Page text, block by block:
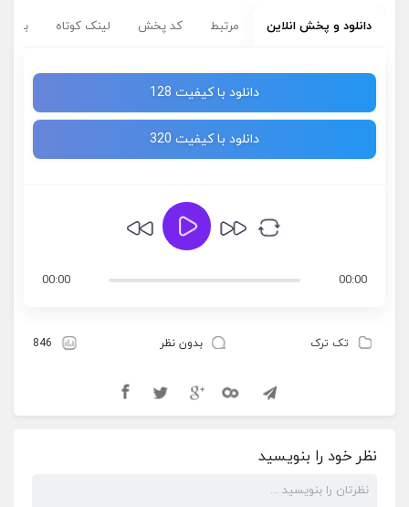
دانلود و پخش انلاین مرتبط کد پخش لینک کوتاه
دانلود با کیفیت 128
دانلود با کیفیت 320
00:00
00:00
تک ترک بدون نظر 846
نظر خود را بنویسید